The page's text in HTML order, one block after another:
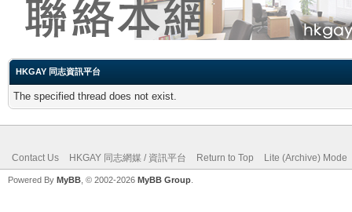
HKGAY 同志資訊平台
The specified thread does not exist.
Contact Us HKGAY 同志網媒 / 資訊平台 Return to Top Lite (Archive) Mode
Powered By MyBB , © 2002-2026 MyBB Group